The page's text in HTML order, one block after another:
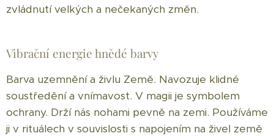
zvládnutí velkých a nečekaných změn.
Vibrační energie hnědé barvy
Barva uzemnění a živlu Země. Navozuje klidné
soustředění a vnímavost. V magii je symbolem
ochrany. Drží nás nohami pevně na zemi. Používáme
ji v rituálech v souvislosti s napojením na živel země